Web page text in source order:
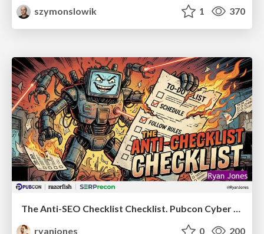
szymonslowik
1 370
The Anti-SEO Checklist Checklist. Pubcon Cyber Week
ryanjones
0 200